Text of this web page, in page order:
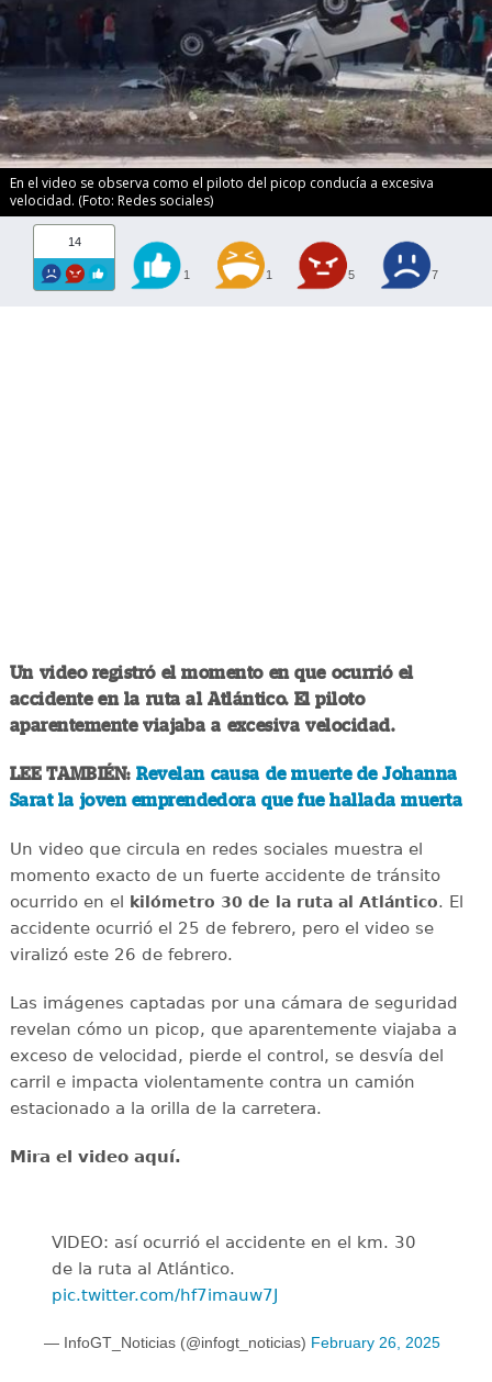
En el video se observa como el piloto del picop conducía a excesiva
velocidad. (Foto: Redes sociales)
14
1 1 5 7
Un video registró el momento en que ocurrió el
accidente en la ruta al Atlántico. El piloto
aparentemente viajaba a excesiva velocidad.
LEE TAMBIÉN: Revelan causa de muerte de Johanna
Sarat la joven emprendedora que fue hallada muerta
Un video que circula en redes sociales muestra el
momento exacto de un fuerte accidente de tránsito
ocurrido en el kilómetro 30 de la ruta al Atlántico. El
accidente ocurrió el 25 de febrero, pero el video se
viralizó este 26 de febrero.
Las imágenes captadas por una cámara de seguridad
revelan cómo un picop, que aparentemente viajaba a
exceso de velocidad, pierde el control, se desvía del
carril e impacta violentamente contra un camión
estacionado a la orilla de la carretera.
Mira el video aquí.
VIDEO: así ocurrió el accidente en el km. 30
de la ruta al Atlántico.
pic.twitter.com/hf7imauw7J
— InfoGT_Noticias (@infogt_noticias) February 26, 2025